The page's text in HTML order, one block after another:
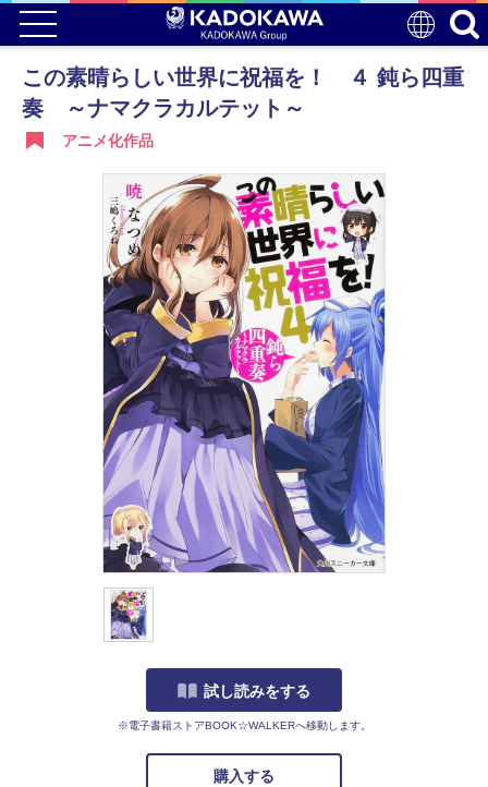
この素晴らしい世界に祝福を！ ４ 鈍ら四重
奏 ～ナマクラカルテット～
アニメ化作品
試し読みをする
※電子書籍ストアBOOK☆WALKERへ移動します。
購入する